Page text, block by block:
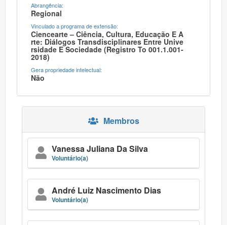
Abrangência:
Regional
Vinculado a programa de extensão:
Ciencearte – Ciência, Cultura, Educação E A
Rte: Diálogos Transdisciplinares Entre Unive
Rsidade E Sociedade (registro To 001.1.001-
2018)
Gera propriedade intelectual:
Não
Membros
Vanessa Juliana Da Silva
Voluntário(a)
André Luiz Nascimento Dias
Voluntário(a)